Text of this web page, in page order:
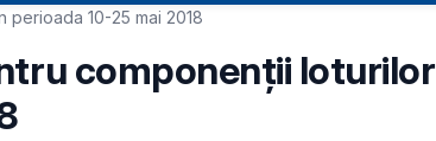
10-25 mai 2018
componenţii loturilor